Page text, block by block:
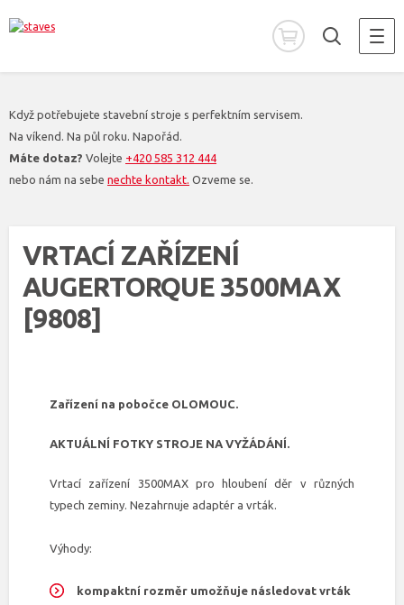
Když potřebujete stavební stroje s perfektním servisem.
Na víkend. Na půl roku. Napořád.
Máte dotaz? Volejte +420 585 312 444
nebo nám na sebe nechte kontakt. Ozveme se.
VRTACÍ ZAŘÍZENÍ
AUGERTORQUE 3500MAX
[9808]
Zařízení na pobočce OLOMOUC.
AKTUÁLNÍ FOTKY STROJE NA VYŽÁDÁNÍ.
Vrtací zařízení 3500MAX pro hloubení děr v různých
typech zeminy. Nezahrnuje adaptér a vrták.
Výhody:
kompaktní rozměr umožňuje následovat vrták